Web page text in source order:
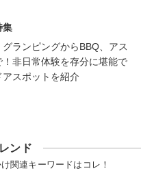
集
ランピングからBBQ、アス
！非日常体験を存分に堪能で
アスポットを紹介
ンド
関連キーワードはコレ！